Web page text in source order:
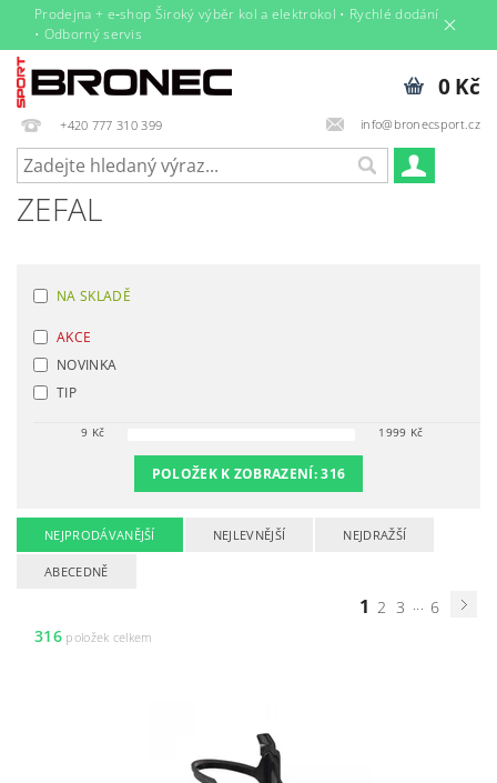
Prodejna + e‑shop Široký výběr kol a elektrokol • Rychlé dodání
• Odborný servis
+420 777 310 399 info@bronecsport.cz
0 Kč
ZEFAL
NA SKLADĚ
AKCE
NOVINKA
TIP
9 Kč 1999 Kč
POLOŽEK K ZOBRAZENÍ:316
NEJPRODÁVANĚJŠÍ NEJLEVNĚJŠÍ NEJDRAŽŠÍ
ABECEDNĚ
1 2 3
6
316položek celkem